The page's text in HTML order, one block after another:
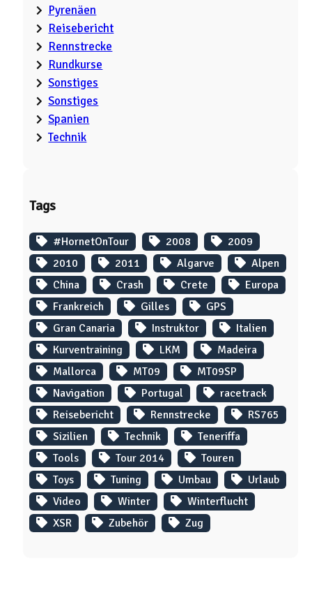
Pyrenäen
Reisebericht
Rennstrecke
Rundkurse
Sonstiges
Sonstiges
Spanien
Technik
Tags
#HornetOnTour 2008
2009
2010
2011 Algarve
Alpen
China
Crash Crete
Europa
Frankreich
Gilles
GPS
Gran Canaria
Instruktor
Italien
Kurventraining
LKM
Madeira
Mallorca
MT09
MT09SP
Navigation
Portugal
racetrack
Reisebericht
Rennstrecke
RS765
Sizilien
Technik
Teneriffa
Tools
Tour 2014
Touren
Toys
Tuning Umbau
Urlaub
Video
Winter
Winterflucht
XSR
Zubehör Zug